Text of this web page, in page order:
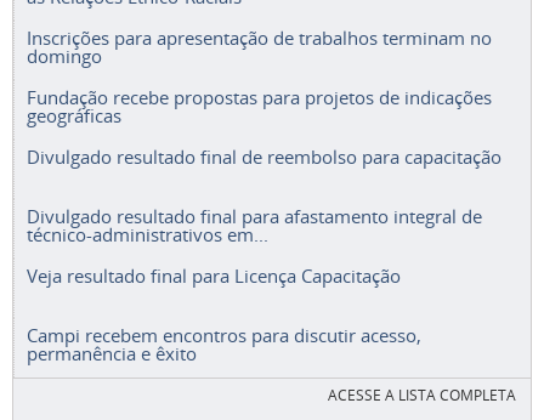
Inscrições para apresentação de trabalhos terminam no
domingo
Fundação recebe propostas para projetos de indicações
geográficas
Divulgado resultado final de reembolso para capacitação
Divulgado resultado final para afastamento integral de
técnico-administrativos em...
Veja resultado final para Licença Capacitação
Campi recebem encontros para discutir acesso,
permanência e êxito
ACESSE A LISTA COMPLETA